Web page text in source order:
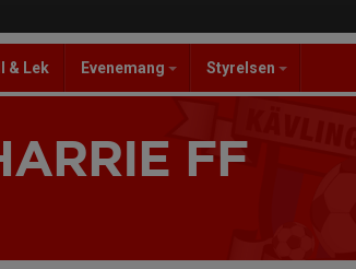
& Lek Evenemang Styrelsen
FF